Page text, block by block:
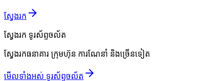
ស្វែងរក
ស្វែងរក ទូរស័ព្ទចល័ត
ស្វែងរកធនាគារ ក្រុមហ៊ុន ការណែនាំ និងច្រើនទៀត
មើលទាំងអស់ ទូរស័ព្ទចល័ត